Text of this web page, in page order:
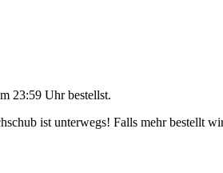
23:59 Uhrbestellst.
ist unterwegs! Falls mehr bestellt